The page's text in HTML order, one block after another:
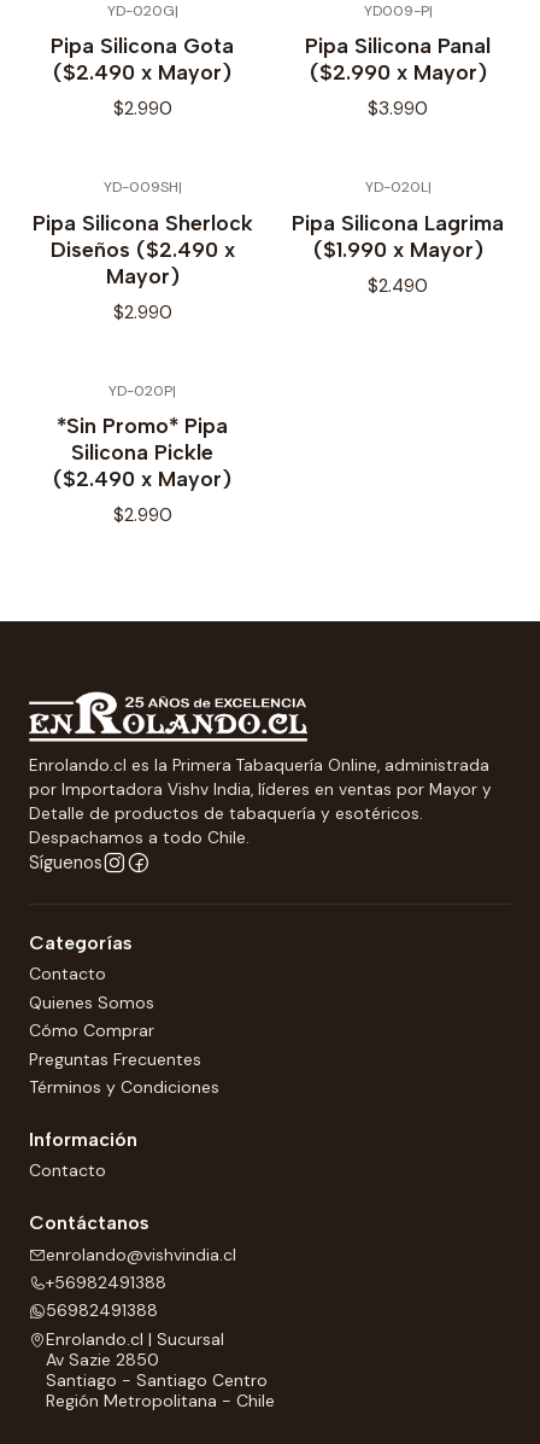
YD-020G|
Pipa Silicona Gota
($2.490 x Mayor)
$2.990
YD009-P|
Pipa Silicona Panal
($2.990 x Mayor)
$3.990
YD-009SH|
Pipa Silicona Sherlock
Diseños ($2.490 x
Mayor)
$2.990
YD-020L|
Pipa Silicona Lagrima
($1.990 x Mayor)
$2.490
YD-020P|
*Sin Promo* Pipa
Silicona Pickle
($2.490 x Mayor)
$2.990
Enrolando.cl es la Primera Tabaquería Online, administrada
por Importadora Vishv India, líderes en ventas por Mayor y
Detalle de productos de tabaquería y esotéricos.
Despachamos a todo Chile.
Síguenos
Categorías
Contacto
Quienes Somos
Cómo Comprar
Preguntas Frecuentes
Términos y Condiciones
Información
Contacto
Contáctanos
enrolando@vishvindia.cl
+56982491388
56982491388
Enrolando.cl | Sucursal
Av Sazie 2850
Santiago - Santiago Centro
Región Metropolitana - Chile